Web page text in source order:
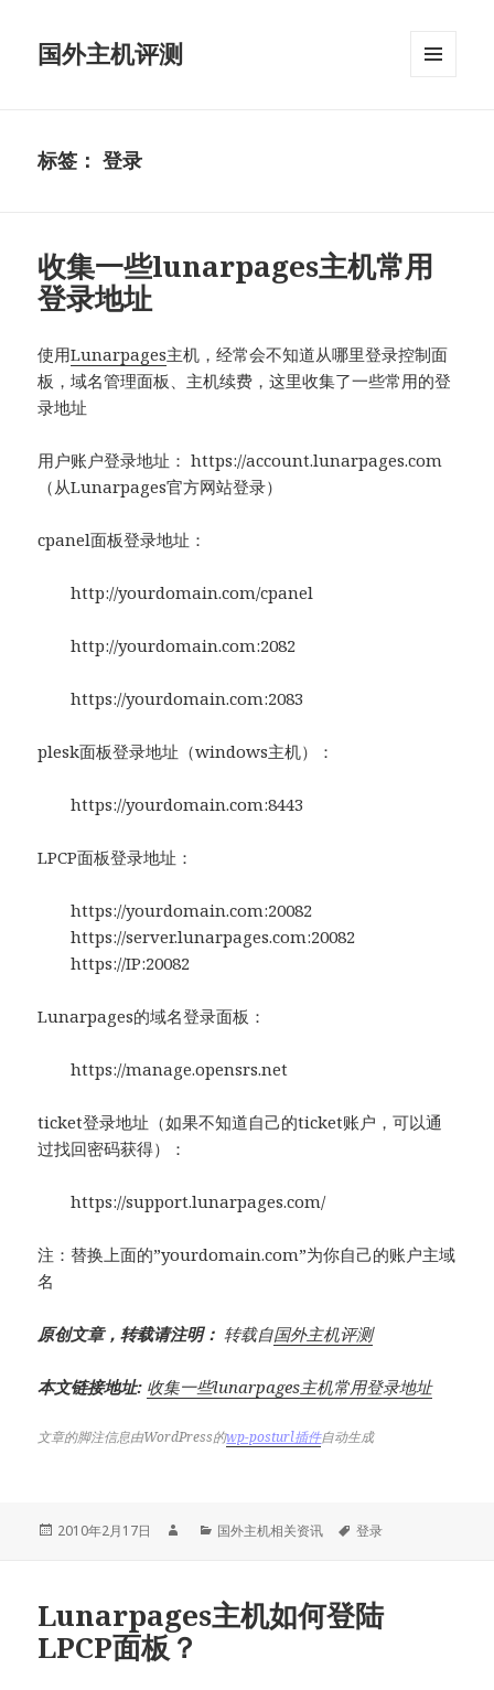
国外主机评测
标签：登录
收集一些lunarpages主机常用
登录地址
使用Lunarpages主机，经常会不知道从哪里登录控制面
板，域名管理面板、主机续费，这里收集了一些常用的登
录地址
用户账户登录地址： https://account.lunarpages.com
（从Lunarpages官方网站登录）
cpanel面板登录地址：
http://yourdomain.com/cpanel
http://yourdomain.com:2082
https://yourdomain.com:2083
plesk面板登录地址（windows主机）：
https://yourdomain.com:8443
LPCP面板登录地址：
https://yourdomain.com:20082
https://server.lunarpages.com:20082
https://IP:20082
Lunarpages的域名登录面板：
https://manage.opensrs.net
ticket登录地址（如果不知道自己的ticket账户，可以通
过找回密码获得）：
https://support.lunarpages.com/
注：替换上面的”yourdomain.com”为你自己的账户主域
名
原创文章，转载请注明： 转载自国外主机评测
本文链接地址: 收集一些lunarpages主机常用登录地址
文章的脚注信息由WordPress的wp-posturl插件自动生成
发
2010年2月17日
分
国外主机相关资讯
标
登录
Lunarpages主机如何登陆
LPCP面板？